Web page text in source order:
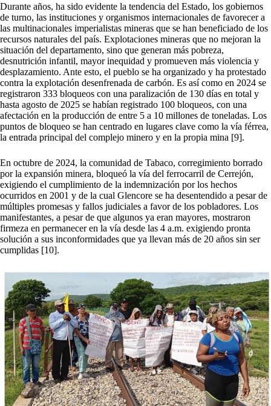
Durante años, ha sido evidente la tendencia del Estado, los gobiernos
de turno, las instituciones y organismos internacionales de favorecer a
las multinacionales imperialistas mineras que se han beneficiado de los
recursos naturales del país. Explotaciones mineras que no mejoran la
situación del departamento, sino que generan más pobreza,
desnutrición infantil, mayor inequidad y promueven más violencia y
desplazamiento. Ante esto, el pueblo se ha organizado y ha protestado
contra la explotación desenfrenada de carbón. Es así como en 2024 se
registraron 333 bloqueos con una paralización de 130 días en total y
hasta agosto de 2025 se habían registrado 100 bloqueos, con una
afectación en la producción de entre 5 a 10 millones de toneladas. Los
puntos de bloqueo se han centrado en lugares clave como la vía férrea,
la entrada principal del complejo minero y en la propia mina [9].
En octubre de 2024, la comunidad de Tabaco, corregimiento borrado
por la expansión minera, bloqueó la vía del ferrocarril de Cerrejón,
exigiendo el cumplimiento de la indemnización por los hechos
ocurridos en 2001 y de la cual Glencore se ha desentendido a pesar de
múltiples promesas y fallos judiciales a favor de los pobladores. Los
manifestantes, a pesar de que algunos ya eran mayores, mostraron
firmeza en permanecer en la vía desde las 4 a.m. exigiendo pronta
solución a sus inconformidades que ya llevan más de 20 años sin ser
cumplidas [10].